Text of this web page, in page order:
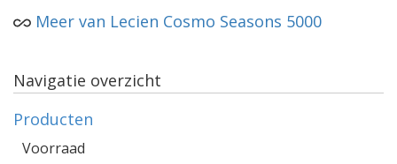
Meer van Lecien Cosmo Seasons 5000
Navigatie overzicht
Producten
Voorraad